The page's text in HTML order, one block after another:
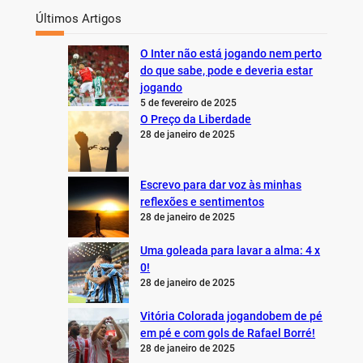
Últimos Artigos
O Inter não está jogando nem perto
do que sabe, pode e deveria estar
jogando
5 de fevereiro de 2025
O Preço da Liberdade
28 de janeiro de 2025
Escrevo para dar voz às minhas
reflexões e sentimentos
28 de janeiro de 2025
Uma goleada para lavar a alma: 4 x
0!
28 de janeiro de 2025
Vitória Colorada jogandobem de pé
em pé e com gols de Rafael Borré!
28 de janeiro de 2025